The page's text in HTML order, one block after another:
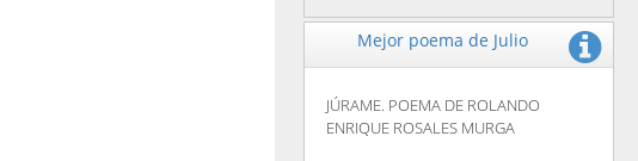
Mejor poema de Julio
JÚRAME. POEMA DE ROLANDO
ENRIQUE ROSALES MURGA